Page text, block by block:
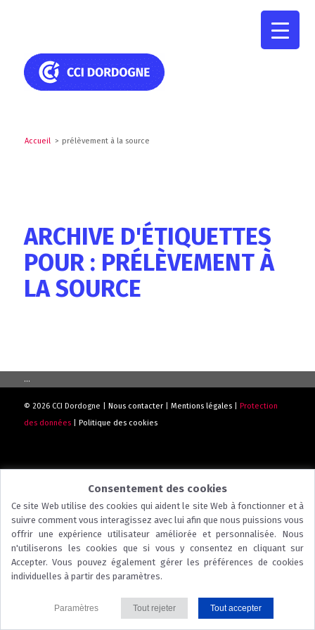
Accueil > prélèvement à la source
ARCHIVE D'ÉTIQUETTES
POUR : PRÉLÈVEMENT À
LA SOURCE
...
© 2026 CCI Dordogne | Nous contacter| Mentions légales| Protection
des données| Politique des cookies
Consentement des cookies
Ce site Web utilise des cookies qui aident le site Web à fonctionner et à
suivre comment vous interagissez avec lui afin que nous puissions vous
offrir une expérience utilisateur améliorée et personnalisée. Nous
n'utiliserons les cookies que si vous y consentez en cliquant sur
Accepter. Vous pouvez également gérer les préférences de cookies
individuelles à partir des paramètres.
Paramètres Tout rejeter Tout accepter